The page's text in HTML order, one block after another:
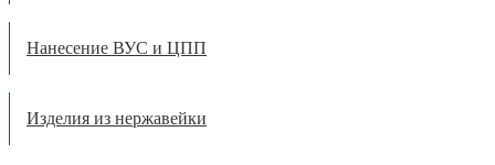
Нанесение ВУС и ЦПП
Изделия из нержавейки